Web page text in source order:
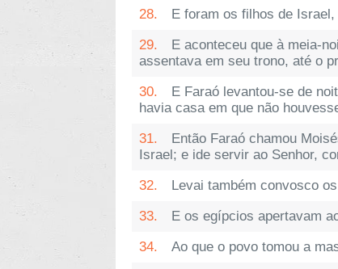
28.
E foram os filhos de
29.
E aconteceu que à meia-
assentava em seu trono, até o
30.
E Faraó levantou-se de
havia casa em que não
31.
Então Faraó chamou
Israel; e ide servir ao Senhor,
32.
Levai também convosco
33.
E os egípcios apertavam
34.
Ao que o povo tomou a